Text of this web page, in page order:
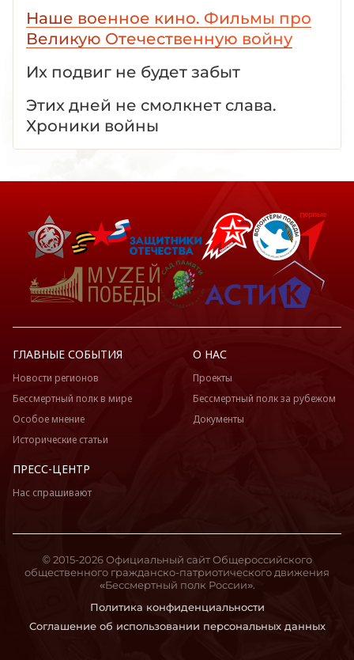
Наше военное кино. Фильмы про
Великую Отечественную войну
Их подвиг не будет забыт
Этих дней не смолкнет слава.
Хроники войны
ГЛАВНЫЕ СОБЫТИЯ
Новости регионов
Бессмертный полк в мире
Особое мнение
Исторические статьи
О НАС
Проекты
Бессмертный полк за рубежом
Документы
ПРЕСС-ЦЕНТР
Нас спрашивают
Политика конфиденциальности
Соглашение об использовании персональных данных
© 2015-2026 Официальный сайт Общероссийского
общественного гражданско-патриотического движения
«Бессмертный полк России».